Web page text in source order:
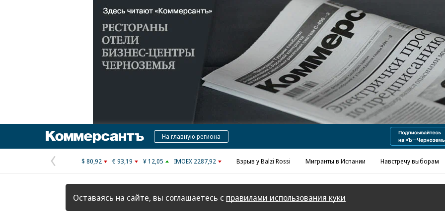
Реклама в «Ъ» www.kommersant.ru/ad
КоммерсантъНа главную региона
Предыдущая
страница
$ 80,92 € 93,19 ¥ 12,05 IMOEX 2287,92 Взрыв у Balzi Rossi Мигранты в Испании Навстречу выборам
Оставаясь на сайте, вы соглашаетесь с правилами использования куки